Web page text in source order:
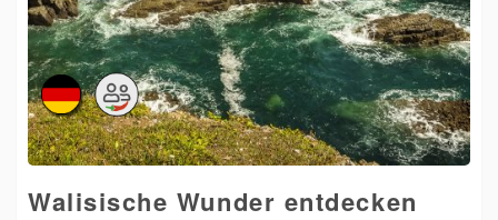
Walisische Wunder entdecken